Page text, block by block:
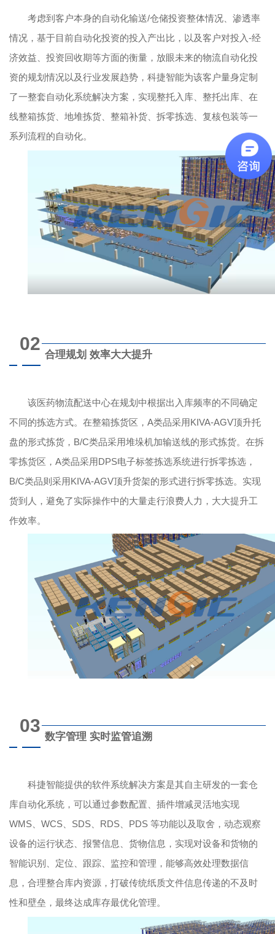
考虑到客户本身的自动化输送/仓储投资整体情况、渗透率
情况，基于目前自动化投资的投入产出比，以及客户对投入-经
济效益、投资回收期等方面的衡量，放眼未来的物流自动化投
资的规划情况以及行业发展趋势，科捷智能为该客户量身定制
了一整套自动化系统解决方案，实现整托入库、整托出库、在
线整箱拣货、地堆拣货、整箱补货、拆零拣选、复核包装等一
系列流程的自动化。
02
合理规划 效率大大提升
该医药物流配送中心在规划中根据出入库频率的不同确定
不同的拣选方式。在整箱拣货区，A类品采用KIVA-AGV顶升托
盘的形式拣货，B/C类品采用堆垛机加输送线的形式拣货。在拆
零拣货区，A类品采用DPS电子标签拣选系统进行拆零拣选，
B/C类品则采用KIVA-AGV顶升货架的形式进行拆零拣选。实现
货到人，避免了实际操作中的大量走行浪费人力，大大提升工
作效率。
03
数字管理 实时监管追溯
科捷智能提供的软件系统解决方案是其自主研发的一套仓
库自动化系统，可以通过参数配置、插件增减灵活地实现
WMS、WCS、SDS、RDS、PDS 等功能以及取舍，动态观察
设备的运行状态、报警信息、货物信息，实现对设备和货物的
智能识别、定位、跟踪、监控和管理，能够高效处理数据信
息，合理整合库内资源，打破传统纸质文件信息传递的不及时
性和壁垒，最终达成库存最优化管理。